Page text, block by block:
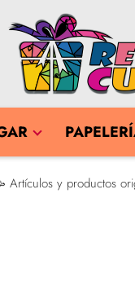
Artículos y productos